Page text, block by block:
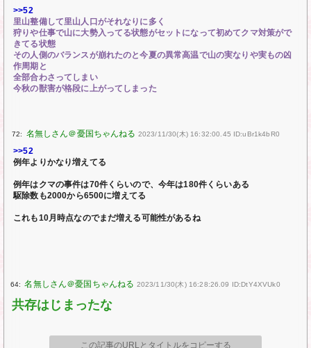
>>52
里山整備して里山人口がそれなりに多く
狩りや仕事で山に大勢入ってる状態がセットになって初めてクマ対策がで
きてる状態
その人側のバランスが崩れたのと今夏の異常高温で山の実なりや実もの凶
作周期と
全部合わさってしまい
今秋の獣害が格段に上がってしまった
72: 2023/11/30(木) 16:32:00.45 ID:uBr1k4bR0
>>52
例年よりかなり増えてる
例年はクマの事件は70件くらいので、今年は180件くらいある
駆除数も2000から6500に増えてる
これも10月時点なのでまだ増える可能性があるね
64: 2023/11/30(木) 16:28:26.09 ID:DtY4XVUk0
共存はじまったな
この記事のURLとタイトルをコピーする